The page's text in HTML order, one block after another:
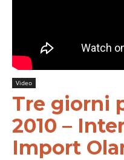
Video
Tre giorni
2010 –
Import